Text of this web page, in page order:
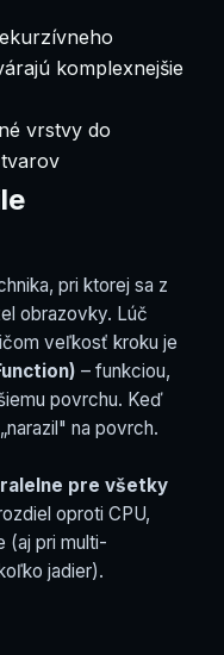
komplexnejšie
vrstvy do
pri ktorej sa z
obrazovky. Lúč
veľkosť kroku je
– funkciou,
povrchu. Keď
na povrch.
pre všetky
oproti CPU,
(aj pri multi-
jadier).